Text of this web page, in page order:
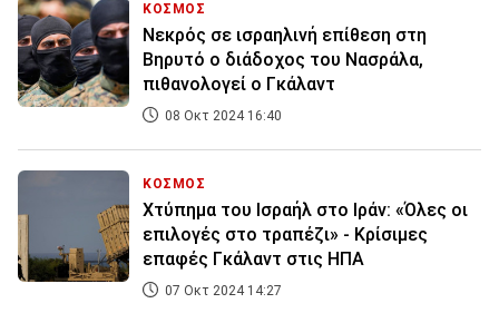
ΚΟΣΜΟΣ
Νεκρός σε ισραηλινή επίθεση στη
Βηρυτό ο διάδοχος του Νασράλα,
πιθανολογεί ο Γκάλαντ
08 Οκτ 2024 16:40
ΚΟΣΜΟΣ
Χτύπημα του Ισραήλ στο Ιράν: «Όλες οι
επιλογές στο τραπέζι» - Κρίσιμες
επαφές Γκάλαντ στις ΗΠΑ
07 Οκτ 2024 14:27